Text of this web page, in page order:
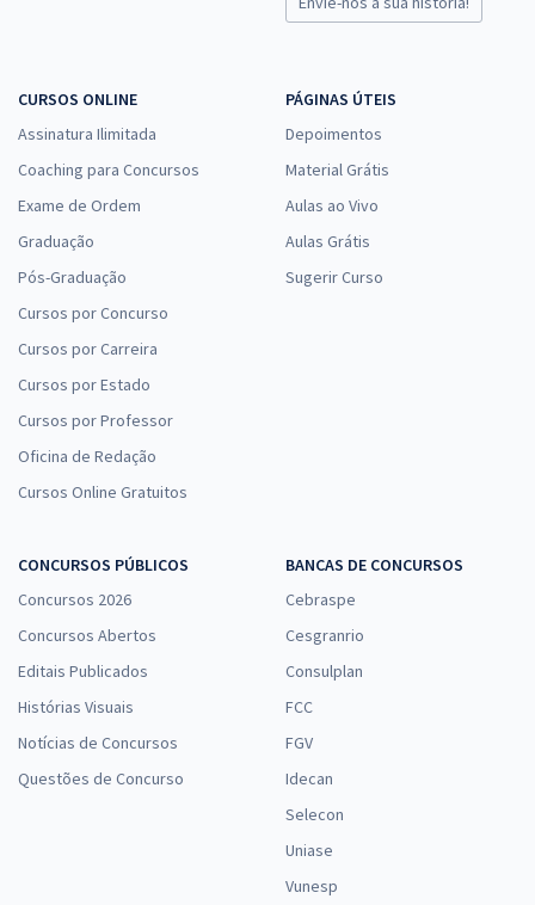
CURSOS ONLINE
Assinatura Ilimitada
Coaching para Concursos
Exame de Ordem
Graduação
Pós-Graduação
Cursos por Concurso
Cursos por Carreira
Cursos por Estado
Cursos por Professor
Oficina de Redação
Cursos Online Gratuitos
PÁGINAS ÚTEIS
Depoimentos
Material Grátis
Aulas ao Vivo
Aulas Grátis
Sugerir Curso
CONCURSOS PÚBLICOS
Concursos 2026
Concursos Abertos
Editais Publicados
Histórias Visuais
Notícias de Concursos
Questões de Concurso
BANCAS DE CONCURSOS
Cebraspe
Cesgranrio
Consulplan
FCC
FGV
Idecan
Selecon
Uniase
Vunesp